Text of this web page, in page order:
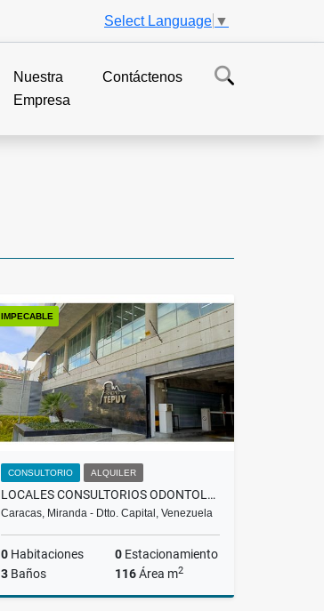
Select Language ▼
Nuestra
Empresa
Contáctenos
IMPECABLE
CONSULTORIO ALQUILER
LOCALES CONSULTORIOS ODONTOLOGICOS EN ALQUILER LA TRINIDAD/CCS RH
Caracas, Miranda - Dtto. Capital, Venezuela
0 Habitaciones 0 Estacionamiento
3 Baños 116Área m2